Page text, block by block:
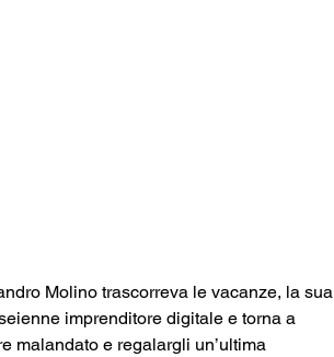
Molino trascorreva le vacanze, la sua
imprenditore digitale e torna a
malandato e regalargli un’ultima